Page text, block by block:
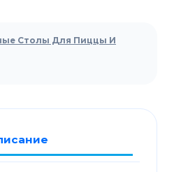
Столы Для Пиццы И